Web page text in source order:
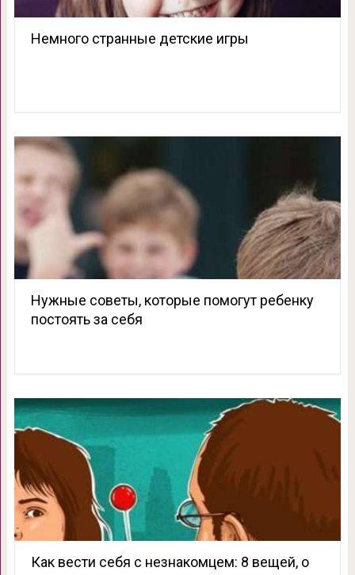
Немного странные детские игры
Нужные советы, которые помогут ребенку
постоять за себя
Как вести себя с незнакомцем: 8 вещей, о